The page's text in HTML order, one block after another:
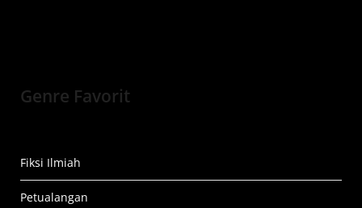
Genre Favorit
Fiksi Ilmiah
Petualangan